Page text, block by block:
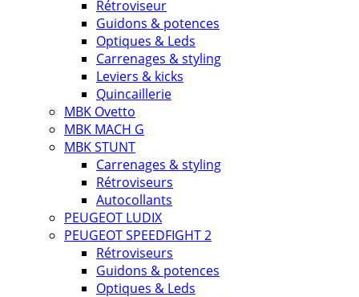
Rétroviseur
Guidons & potences
Optiques & Leds
Carrenages & styling
Leviers & kicks
Quincaillerie
MBK Ovetto
MBK MACH G
MBK STUNT
Carrenages & styling
Rétroviseurs
Autocollants
PEUGEOT LUDIX
PEUGEOT SPEEDFIGHT 2
Rétroviseurs
Guidons & potences
Optiques & Leds